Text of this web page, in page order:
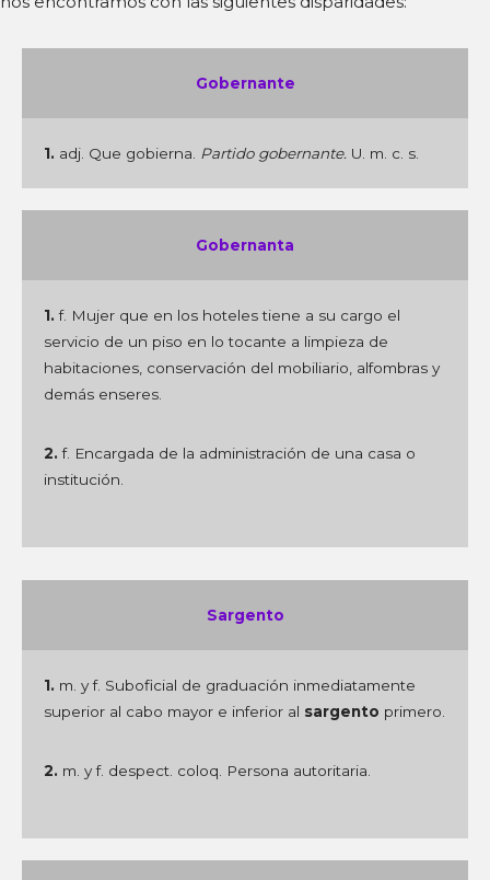
Gobernante
1. adj. Que gobierna. Partido gobernante. U. m. c. s.
Gobernanta
1. f. Mujer que en los hoteles tiene a su cargo el
servicio de un piso en lo tocante a limpieza de
habitaciones, conservación del mobiliario, alfombras y
demás enseres.
2.f. Encargada de la administración de una casa o
institución.
Sargento
1. m. y f. Suboficial de graduación inmediatamente
superior al cabo mayor e inferior al sargento primero.
2. m. y f. despect. coloq. Persona autoritaria.